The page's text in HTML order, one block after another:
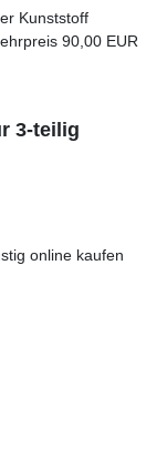
Kunststoff
90,00 EUR
3-teilig
online kaufen